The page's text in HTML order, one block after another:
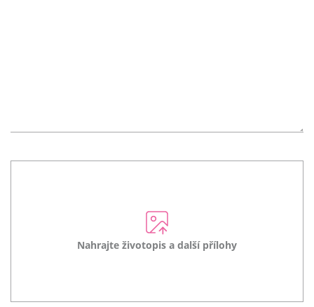
Nahrajte životopis a další přílohy